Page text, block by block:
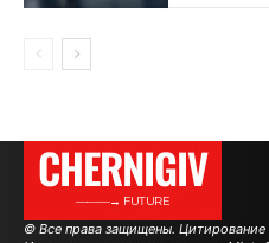
CHERNIGIV
———→ FUTURE
© Все права защищены.